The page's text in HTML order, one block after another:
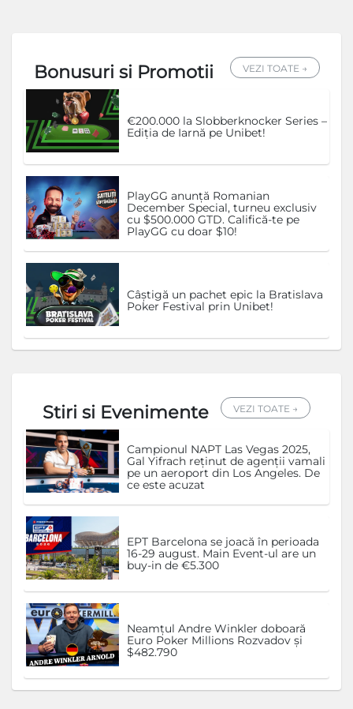
Bonusuri si Promotii VEZI TOATE →
€200.000 la Slobberknocker Series –
Ediția de Iarnă pe Unibet!
PlayGG anunță Romanian
December Special, turneu exclusiv
cu $500.000 GTD. Califică-te pe
PlayGG cu doar $10!
Câștigă un pachet epic la Bratislava
Poker Festival prin Unibet!
Stiri si Evenimente VEZI TOATE →
Campionul NAPT Las Vegas 2025,
Gal Yifrach reținut de agenții vamali
pe un aeroport din Los Angeles. De
ce este acuzat
EPT Barcelona se joacă în perioada
16-29 august. Main Event-ul are un
buy-in de €5.300
Neamțul Andre Winkler doboară
Euro Poker Millions Rozvadov și
$482.790